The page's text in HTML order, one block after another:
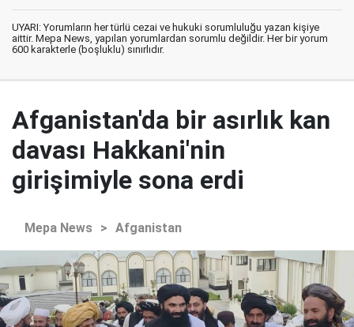
UYARI: Yorumların her türlü cezai ve hukuki sorumluluğu yazan kişiye
aittir. Mepa News, yapılan yorumlardan sorumlu değildir. Her bir yorum
600 karakterle (boşluklu) sınırlıdır.
Afganistan'da bir asırlık kan
davası Hakkani'nin
girişimiyle sona erdi
Mepa News > Afganistan